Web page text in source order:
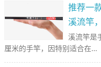
推荐一
溪流竿
溪流竿是
厘米的手竿，因特别适合在...